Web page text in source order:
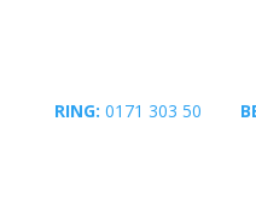
RING: 0171 303 50